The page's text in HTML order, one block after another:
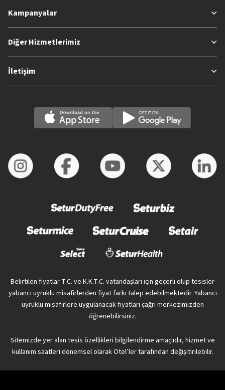
Kampanyalar
Diğer Hizmetlerimiz
İletişim
Belirtilen fiyatlar T.C. ve K.K.T.C. vatandaşları için geçerli olup tesisler
yabancı uyruklu misafirlerden fiyat farkı talep edebilmektedir. Yabancı
uyruklu misafirlere uygulanacak fiyatları çağrı merkezimizden
öğrenebilirsiniz.
Sitemizde yer alan tesis özellikleri bilgilendirme amaçlıdır, hizmet ve
kullanım saatleri dönemsel olarak Otel’ler tarafından değişitirilebilir.